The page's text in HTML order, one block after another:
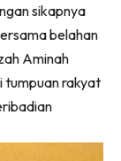
(Twitter)
sikapnya
belahan
Aminah
tumpuan rakyat